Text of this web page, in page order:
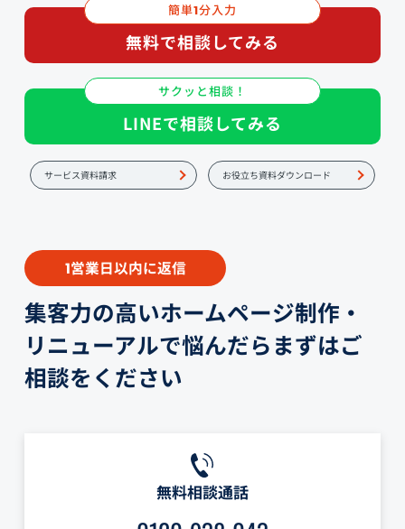
簡単1分入力
無料で相談してみる
サクッと相談！
LINEで相談してみる
サービス資料請求 お役立ち資料ダウンロード
1営業日以内に返信
集客力の高いホームページ制作・
リニューアルで悩んだらまずはご
相談をください
無料相談通話